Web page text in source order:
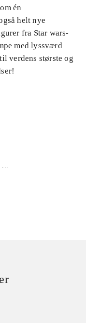
én
helt nye
fra Star wars-
med lyssværd
verdens største og